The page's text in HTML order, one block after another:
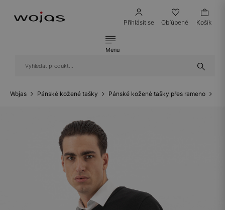
Přihlásit se Obľúbené Košík
Menu
Wojas Pánské kožené tašky Pánské kožené tašky přes rameno